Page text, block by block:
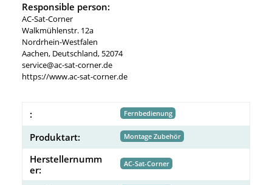
Responsible person:
AC-Sat-Corner
Walkmühlenstr. 12a
Nordrhein-Westfalen
Aachen, Deutschland, 52074
service@ac-sat-corner.de
https://www.ac-sat-corner.de
: Fernbedienung
Produktart: Montage Zubehör
Herstellernumm
er:
AC-Sat-Corner